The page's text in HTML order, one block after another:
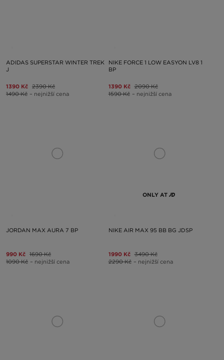
ADIDAS SUPERSTAR WINTER TREK
J
1390 Kč 2390 Kč
1490 Kč – nejnižší cena
NIKE FORCE 1 LOW EASYON LV8 1
BP
1390 Kč 2090 Kč
1590 Kč – nejnižší cena
JORDAN MAX AURA 7 BP
990 Kč 1690 Kč
1090 Kč – nejnižší cena
ONLY AT
NIKE AIR MAX 95 BB BG JDSP
1990 Kč 3490 Kč
2290 Kč – nejnižší cena